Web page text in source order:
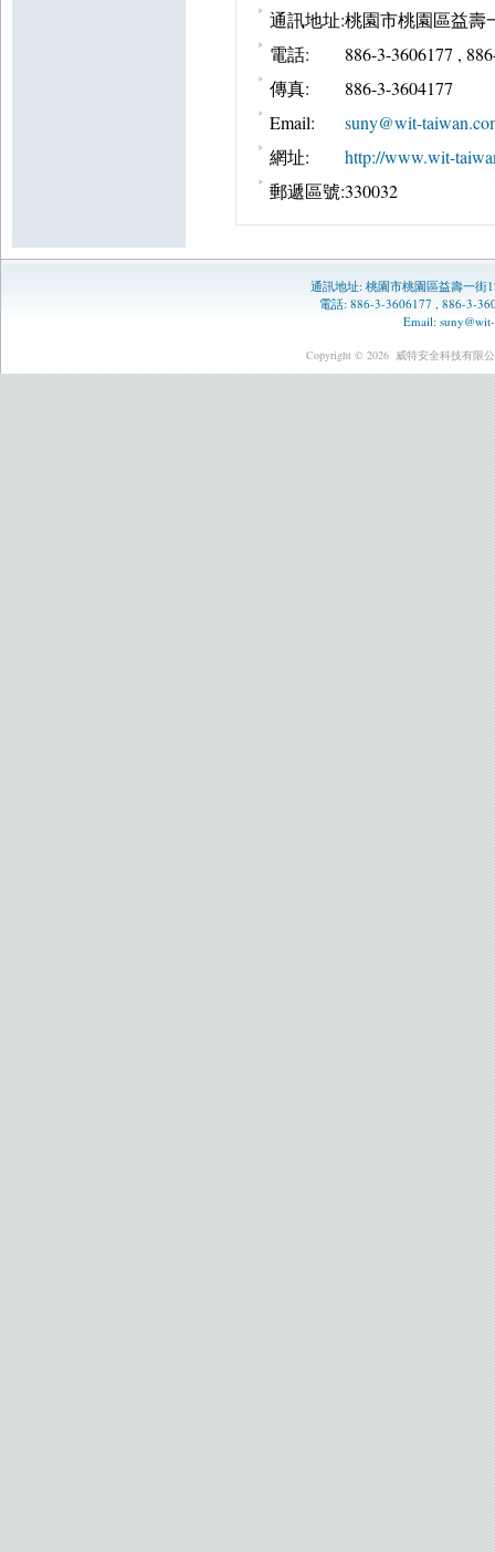
通訊地址:桃園市桃園區益壽
電話:
886-3-3606177 ,
傳真:
886-3-3604177
Email:
suny@wit-
網址:
http://www.wit-
郵遞區號:330032
通訊地址: 桃園市桃園區益壽一街
電話: 886-3-3606177 , 886-3-
Email:
Copyright © 2026 威特安全科技有限